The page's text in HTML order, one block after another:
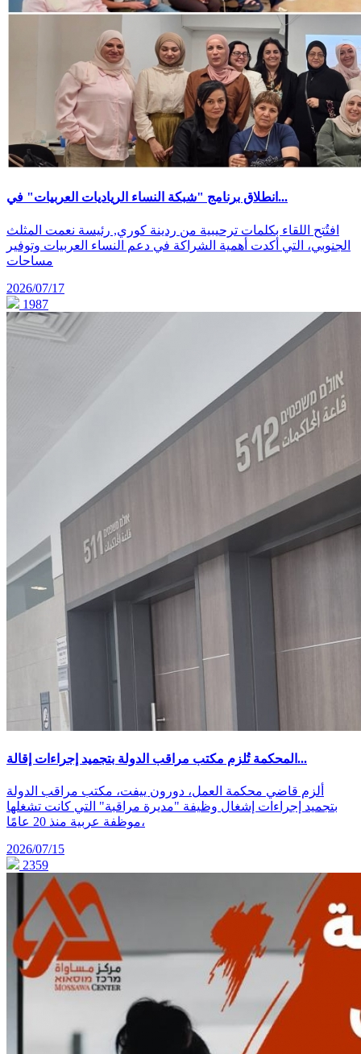
انطلاق برنامج "شبكة النساء الرياديات العربيات" في...
افتُتح اللقاء بكلمات ترحيبية من ردينة كوري, رئيسة نعمت المثلث
الجنوبي، التي أكدت أهمية الشراكة في دعم النساء العربيات وتوفير
مساحات
2026/07/17
1987
المحكمة تُلزم مكتب مراقب الدولة بتجميد إجراءات إقالة...
ألزم قاضي محكمة العمل، دورون ييفت، مكتب مراقب الدولة
بتجميد إجراءات إشغال وظيفة "مديرة مراقبة" التي كانت تشغلها
موظفة عربية منذ 20 عامًا،
2026/07/15
2359